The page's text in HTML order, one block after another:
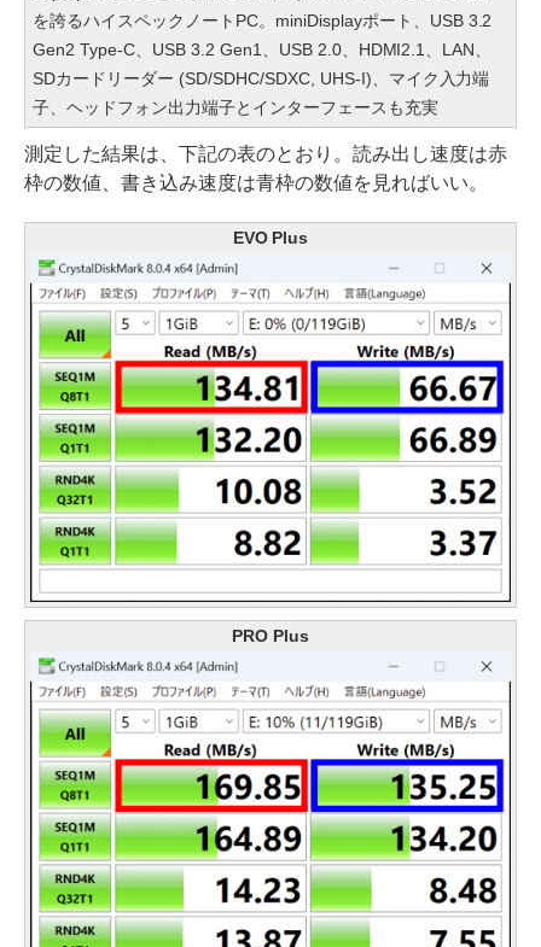
を誇るハイスペックノートPC。miniDisplayポート、USB 3.2
Gen2 Type-C、USB 3.2 Gen1、USB 2.0、HDMI2.1、LAN、
SDカードリーダー (SD/SDHC/SDXC, UHS-I)、マイク入力端
子、ヘッドフォン出力端子とインターフェースも充実
測定した結果は、下記の表のとおり。読み出し速度は赤
枠の数値、書き込み速度は青枠の数値を見ればいい。
EVO Plus
PRO Plus